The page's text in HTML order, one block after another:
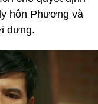
hôn Phương và
dưng.